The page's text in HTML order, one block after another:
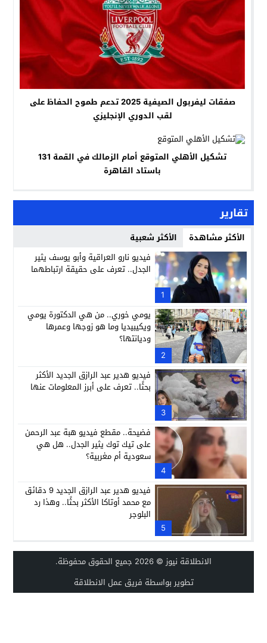
صفقات ليفربول الصيفية 2025 تدعم طموح الحفاظ على
لقب الدوري الإنجليزي
تشكيل الأهلي المتوقع أمام الزمالك في القمة 131
باستاد القاهرة
تقارير
الأكثر مشاهدة الأكثر شعبية
1
فيديو نارو العراقية وأبو يوسف يثير
الجدل.. تعرف على حقيقة ارتباطهما
2
يومي خوري.. من هي الدكتورة يومي
ويكيبيديا وما هو زوجها وعمرها
وديانتها؟
3
فيديو هدير عبد الرازق الجديد الأكثر
بحثًا.. تعرف على أبرز المعلومات عنها
4
فضيحة.. مقطع فيديو هبة عبد الرحمن
على تيك توك يثير الجدل.. هل هي
سعودية أم مغربية؟
5
فيديو هدير عبد الرازق الجديد 9 دقائق
مع محمد أوتاكا الأكثر بحثًا.. وهذا رد
البلوجر
الانطلاقة نيوز© 2026 جميع الحقوق محفوظة.
تطوير بواسطة فريق عمل الانطلاقة